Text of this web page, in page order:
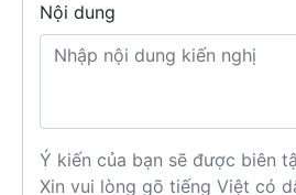
Nội dung
Ý kiến của bạn sẽ được biên
Xin vui lòng gõ tiếng Việt có